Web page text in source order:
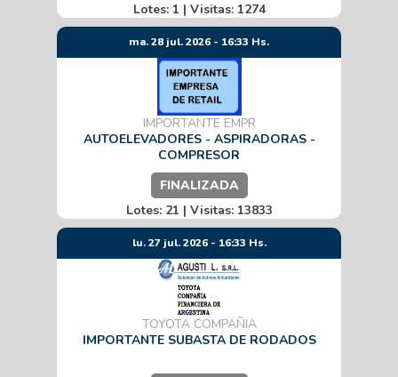
Lotes: 1 | Visitas: 1274
ma. 28 jul. 2026 - 16:33 Hs.
IMPORTANTE EMPR
AUTOELEVADORES - ASPIRADORAS -
COMPRESOR
FINALIZADA
Lotes: 21 | Visitas: 13833
lu. 27 jul. 2026 - 16:33 Hs.
TOYOTA COMPAÑIA
IMPORTANTE SUBASTA DE RODADOS